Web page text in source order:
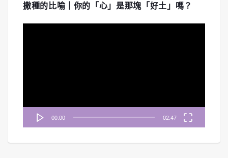
撒種的比喻｜你的「心」是那塊「好土」嗎？
00:00 02:47